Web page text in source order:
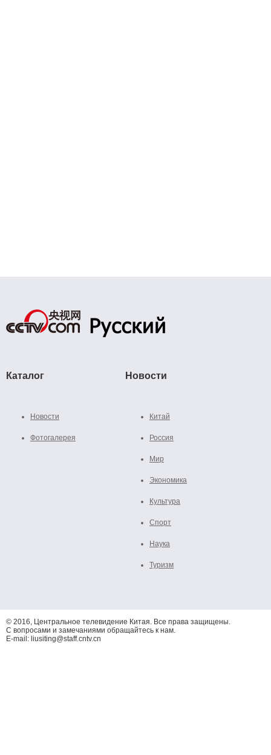
Каталог
Новости
Фотогалерея
Новости
Китай
Россия
Мир
Экономика
Культура
Спорт
Наука
Туризм
© 2016, Центральное телевидение Китая. Все права защищены.
С вопросами и замечаниями обращайтесь к нам.
E-mail: liusiting@staff.cntv.cn